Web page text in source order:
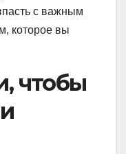
с важным
которое вы
чтобы